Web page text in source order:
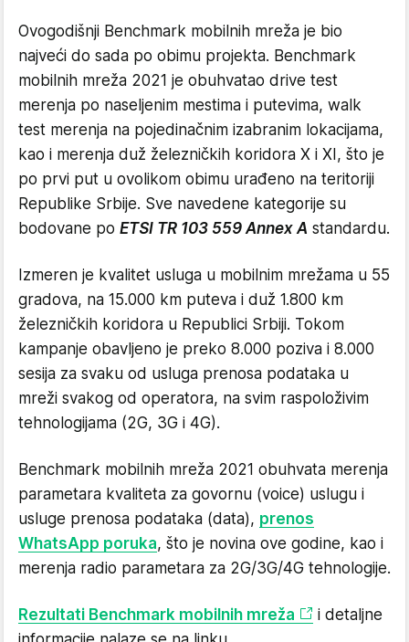
Ovogodišnji Benchmark mobilnih mreža je bio
najveći do sada po obimu projekta. Benchmark
mobilnih mreža 2021 je obuhvatao drive test
merenja po naseljenim mestima i putevima, walk
test merenja na pojedinačnim izabranim lokacijama,
kao i merenja duž železničkih koridora X i XI, što je
po prvi put u ovolikom obimu urađeno na teritoriji
Republike Srbije. Sve navedene kategorije su
bodovane po ETSI TR 103 559 Annex A standardu.
Izmeren je kvalitet usluga u mobilnim mrežama u 55
gradova, na 15.000 km puteva i duž 1.800 km
železničkih koridora u Republici Srbiji. Tokom
kampanje obavljeno je preko 8.000 poziva i 8.000
sesija za svaku od usluga prenosa podataka u
mreži svakog od operatora, na svim raspoloživim
tehnologijama (2G, 3G i 4G).
Benchmark mobilnih mreža 2021 obuhvata merenja
parametara kvaliteta za govornu (voice) uslugu i
usluge prenosa podataka (data), prenos
WhatsApp poruka, što je novina ove godine, kao i
merenja radio parametara za 2G/3G/4G tehnologije.
Rezultati Benchmark mobilnih mreža
i detaljne